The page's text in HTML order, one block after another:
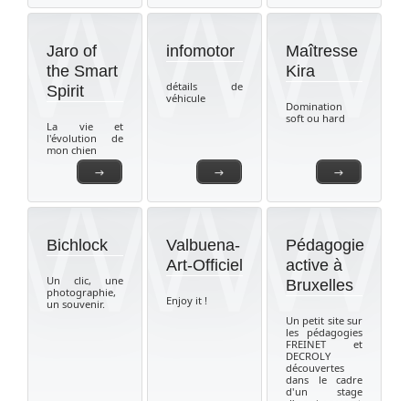
→
Jaro of
the Smart
Spirit
La vie et
l'évolution de
mon chien
→
infomotor
détails de
véhicule
→
Maîtresse
Kira
Domination
soft ou hard
Bichlock
Un clic, une
photographie,
un souvenir.
Valbuena-
Art-Officiel
Enjoy it !
Pédagogie
active à
Bruxelles
Un petit site sur
les pédagogies
FREINET et
DECROLY
découvertes
dans le cadre
d'un stage